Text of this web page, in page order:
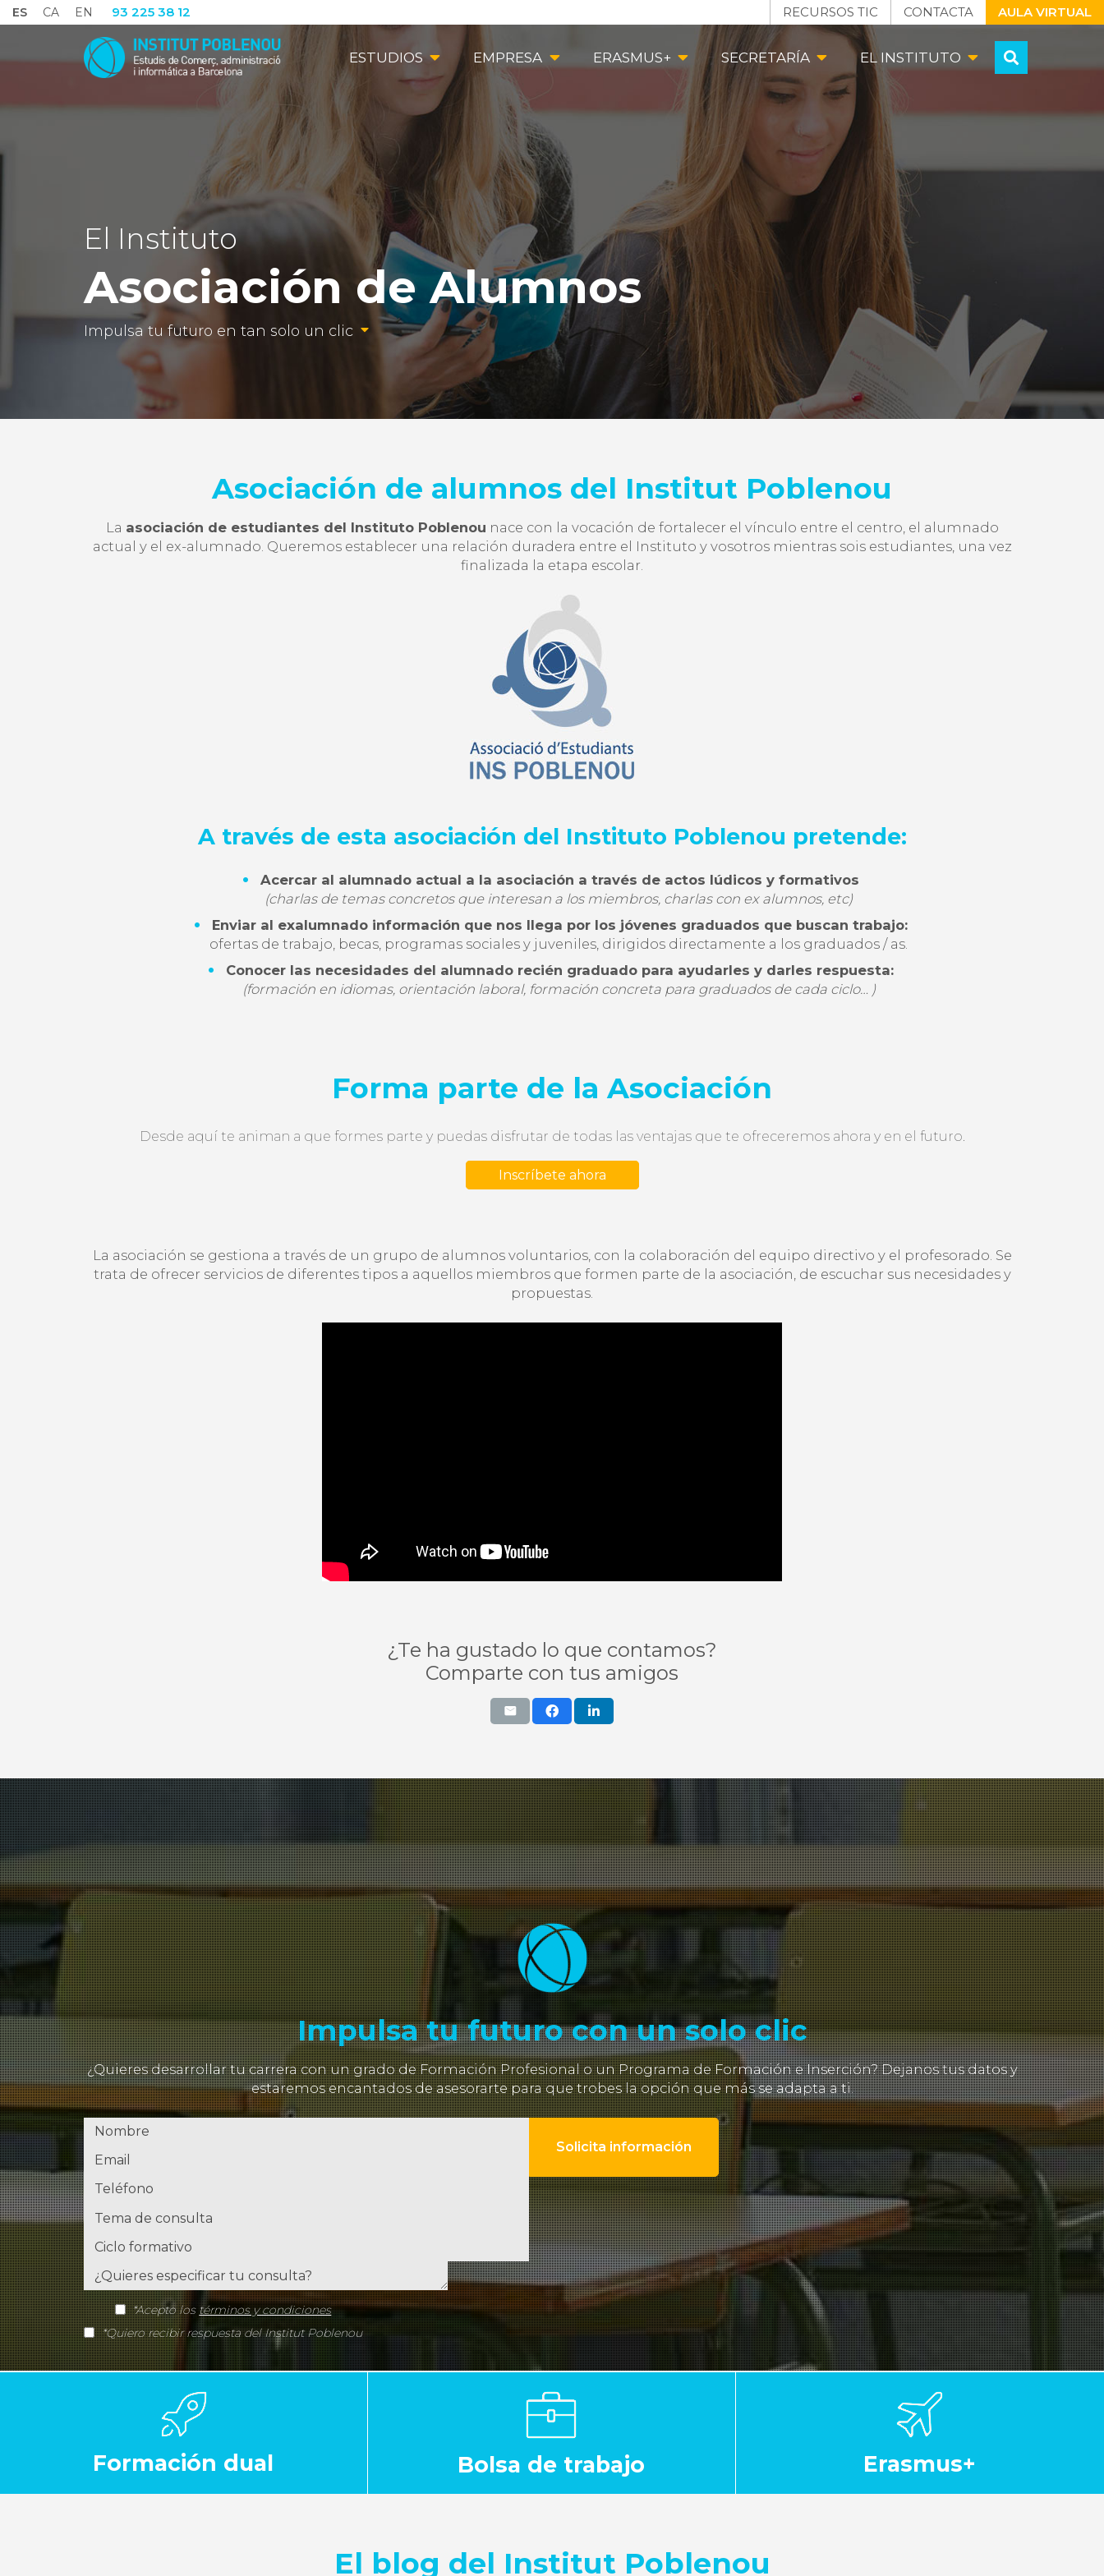
CA EN
ES 93 225 38 12 RECURSOS TIC CONTACTA AULA VIRTUAL
ESTUDIOS EMPRESA ERASMUS+ SECRETARÍA EL INSTITUTO
El Instituto
Asociación de Alumnos
Impulsa tu futuro en tan solo un clic
Asociación de alumnos del Institut Poblenou
La asociación de estudiantes del Instituto Poblenou nace con la vocación de fortalecer el vínculo entre el centro, el alumnado
actual y el ex-alumnado. Queremos establecer una relación duradera entre el Instituto y vosotros mientras sois estudiantes, una vez
finalizada la etapa escolar.
A través de esta asociación del Instituto Poblenou pretende:
Acercar al alumnado actual a la asociación a través de actos lúdicos y formativos
(charlas de temas concretos que interesan a los miembros, charlas con ex alumnos, etc)
Enviar al exalumnado información que nos llega por los jóvenes graduados que buscan trabajo:
ofertas de trabajo, becas, programas sociales y juveniles, dirigidos directamente a los graduados / as.
Conocer las necesidades del alumnado recién graduado para ayudarles y darles respuesta:
(formación en idiomas, orientación laboral, formación concreta para graduados de cada ciclo… )
Forma parte de la Asociación
Desde aquí te animan a que formes parte y puedas disfrutar de todas las ventajas que te ofreceremos ahora y en el futuro.
Inscríbete ahora
La asociación se gestiona a través de un grupo de alumnos voluntarios, con la colaboración del equipo directivo y el profesorado. Se
trata de ofrecer servicios de diferentes tipos a aquellos miembros que formen parte de la asociación, de escuchar sus necesidades y
propuestas.
¿Te ha gustado lo que contamos?
Comparte con tus amigos
Impulsa tu futuro con un solo clic
¿Quieres desarrollar tu carrera con un grado de Formación Profesional o un Programa de Formación e Inserción? Dejanos tus datos y
estaremos encantados de asesorarte para que trobes la opción que más se adapta a ti.
*Acepto lostérminos y condiciones
*Quiero recibir respuesta del Institut Poblenou
Formación dual Bolsa de trabajo Erasmus+
El blog del Institut Poblenou